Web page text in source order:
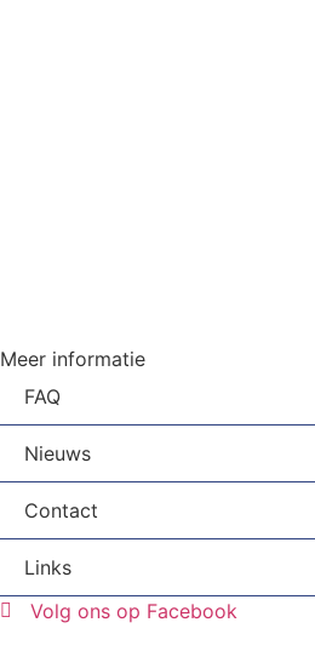
Meer informatie
FAQ
Nieuws
Contact
Links
Volg ons op Facebook